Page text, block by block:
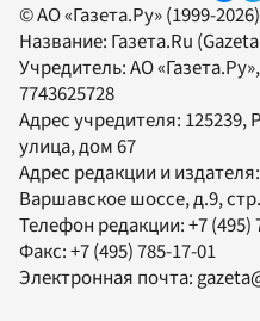
© АО «Газета.Ру» (1999-
Название: Газета.Ru
Учредитель:АО «Газета.Ру»
7743625728
Адрес учредителя:
улица, дом 67
Адрес редакции и издателя:
Варшавское шоссе, д.9,
Телефон редакции:+7 (495)
Факс:+7 (495) 785-17-01
Электронная почта: